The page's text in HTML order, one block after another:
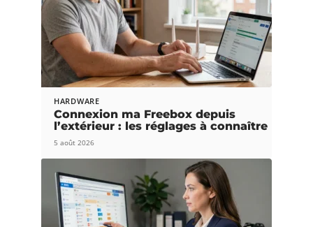
HARDWARE
Connexion ma Freebox depuis
l’extérieur : les réglages à connaître
5 août 2026